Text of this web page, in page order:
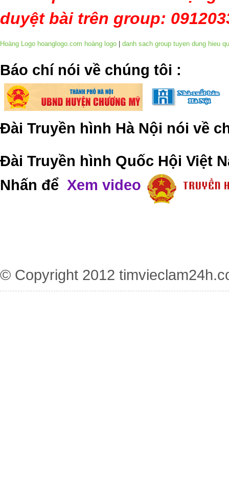
duyệt bài trên group:
Hoàng Logo hoanglogo.com hoàng logo | danh sach group tuyen dung hieu
​Báo chí nói về chúng tôi :
Đài Truyền hình Hà Nội nói về
Đài Truyền hình Quốc Hội Việt
Nhấn để Xem video
© Copyright 2012